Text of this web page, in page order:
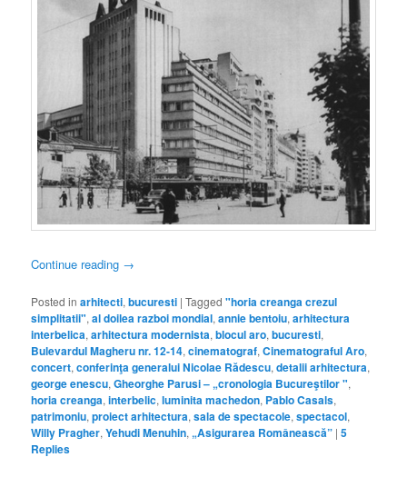
Continue reading →
Posted in arhitecti,bucuresti |Tagged "horia creanga crezul
simplitatii",al doilea razboi mondial,annie bentoiu,arhitectura
interbelica,arhitectura modernista,blocul aro,bucuresti,
Bulevardul Magheru nr. 12-14,cinematograf,Cinematograful Aro,
concert,conferinţa generalui Nicolae Rădescu,detalii arhitectura,
george enescu,Gheorghe Parusi – „cronologia Bucureştilor ",
horia creanga,interbelic,luminita machedon, Pablo Casals,
patrimoniu,proiect arhitectura,sala de spectacole,spectacol,
Willy Pragher,Yehudi Menuhin, „Asigurarea Românească” |5
Replies